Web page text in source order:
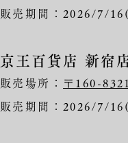
販売期間：2026/7/
京王百貨店 新宿
販売場所： 〒160-
販売期間：2026/7/